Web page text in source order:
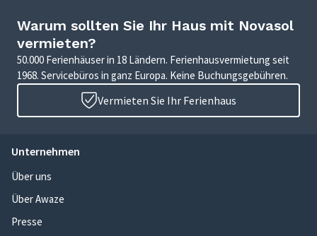
Warum sollten Sie Ihr Haus mit Novasol
vermieten?
50.000 Ferienhäuser in 18 Ländern. Ferienhausvermietung seit
1968. Servicebüros in ganz Europa. Keine Buchungsgebühren.
Vermieten Sie Ihr Ferienhaus
Unternehmen
Über uns
Über Awaze
Presse